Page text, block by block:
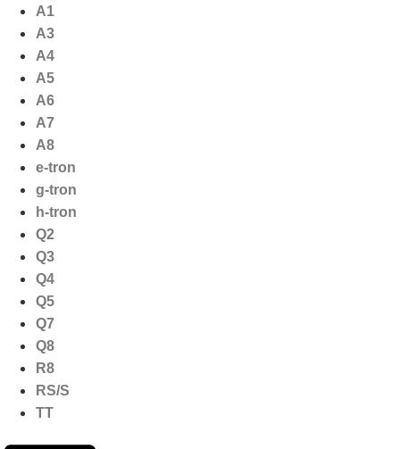
naar
inhoud
A1
A3
A4
A5
A6
A7
A8
e-tron
g-tron
h-tron
Q2
Q3
Q4
Q5
Q7
Q8
R8
RS/S
TT